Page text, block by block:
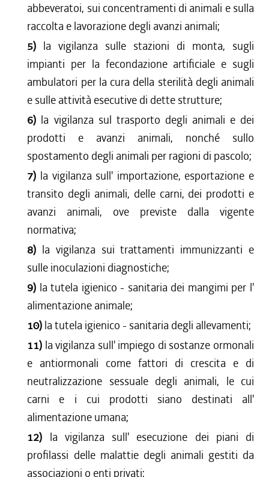
abbeveratoi, sui concentramenti di animali e sulla
raccolta e lavorazione degli avanzi animali;
5) la vigilanza sulle stazioni di monta, sugli
impianti per la fecondazione artificiale e sugli
ambulatori per la cura della sterilità degli animali
e sulle attività esecutive di dette strutture;
6) la vigilanza sul trasporto degli animali e dei
prodotti e avanzi animali, nonché sullo
spostamento degli animali per ragioni di pascolo;
7) la vigilanza sull' importazione, esportazione e
transito degli animali, delle carni, dei prodotti e
avanzi animali, ove previste dalla vigente
normativa;
8) la vigilanza sui trattamenti immunizzanti e
sulle inoculazioni diagnostiche;
9) la tutela igienico - sanitaria dei mangimi per l'
alimentazione animale;
10) la tutela igienico - sanitaria degli allevamenti;
11) la vigilanza sull' impiego di sostanze ormonali
e antiormonali come fattori di crescita e di
neutralizzazione sessuale degli animali, le cui
carni e i cui prodotti siano destinati all'
alimentazione umana;
12) la vigilanza sull' esecuzione dei piani di
profilassi delle malattie degli animali gestiti da
associazioni o enti privati;